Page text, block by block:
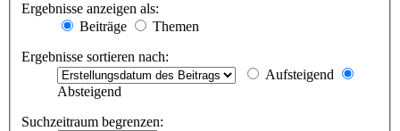
Ergebnisse anzeigen als:
Beiträge
Themen
Ergebnisse sortieren nach:
Aufsteigend
Absteigend
Suchzeitraum begrenzen: